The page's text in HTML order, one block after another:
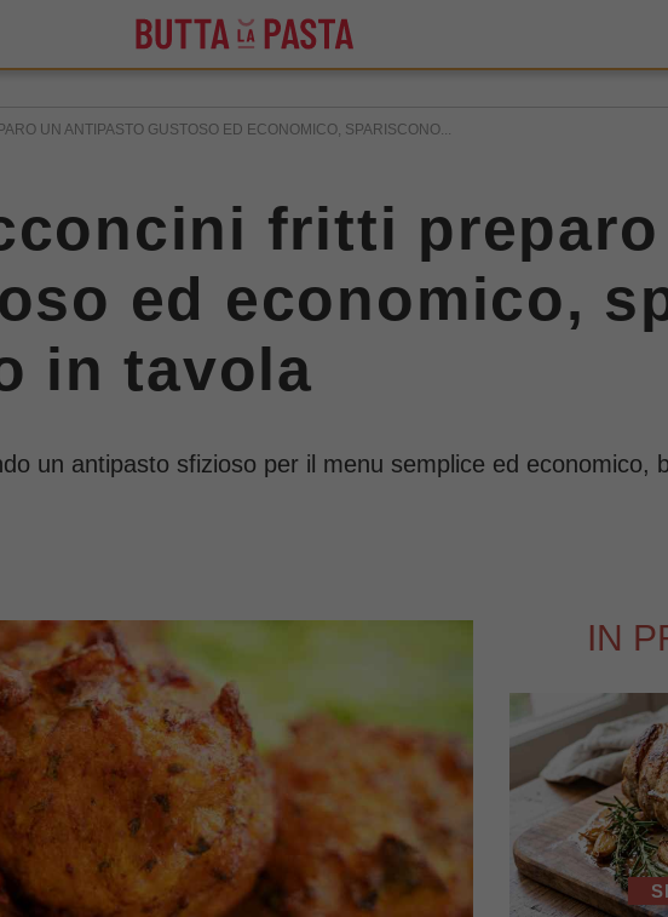
UN ANTIPASTO GUSTOSO ED ECONOMICO, SPARISCONO...
fritti preparo
ed economico,
in tavola
un antipasto sfizioso per il menu semplice ed economico,
IN